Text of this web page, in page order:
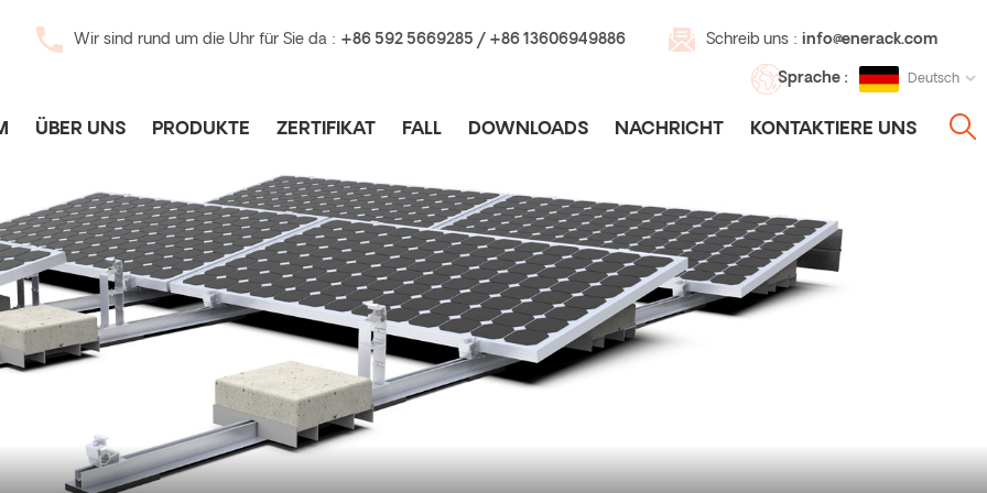
Wir sind rund um die Uhr für Sie da : +86 592 5669285 / +86 13606949886 Schreib uns : info@enerack.com
Sprache : Deutsch
ÜBER UNS PRODUKTE ZERTIFIKAT FALL DOWNLOADS NACHRICHT KONTAKTIERE UNS